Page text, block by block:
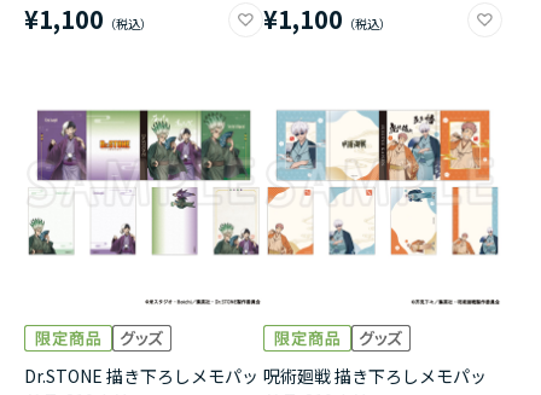
¥1,100 ¥1,100
Dr.STONE 描き下ろしメモパッ 呪術廻戦 描き下ろしメモパッ